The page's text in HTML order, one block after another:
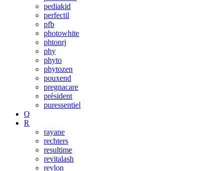
pediakid
perfectil
pfb
photowhite
phtonrj
phy
phyto
phytozen
pouxend
pregnacare
président
puressentiel
Q
R
rayane
rechters
resultime
revitalash
revlon